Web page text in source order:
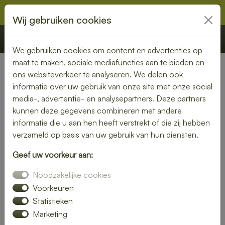
€ 0,00 Offerte Bestellen
Nederland» Nuis
Geniet van een bezorgde
lunch in Nuis – snel en
smaakvol
maakt je dag compleet. Laat je lunch bezorgen in Nuis en
kies uit een uitgebreid assortiment verse broodjes, salades
en warme gerechten.
Wij zorgen voor een snelle levering, zodat jij onbezorgd kunt
Wij gebruiken cookies
We gebruiken cookies om content en advertenties op
maat te maken, sociale mediafuncties aan te bieden en
ons websiteverkeer te analyseren. We delen ook
informatie over uw gebruik van onze site met onze social
media-, advertentie- en analysepartners. Deze partners
kunnen deze gegevens combineren met andere
informatie die u aan hen heeft verstrekt of die zij hebben
verzameld op basis van uw gebruik van hun diensten.
Geef uw voorkeur aan:
Noodzakelijke cookies
Voorkeuren
Statistieken
Marketing